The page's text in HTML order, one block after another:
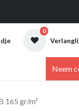
0
Neem
165 gr/m²